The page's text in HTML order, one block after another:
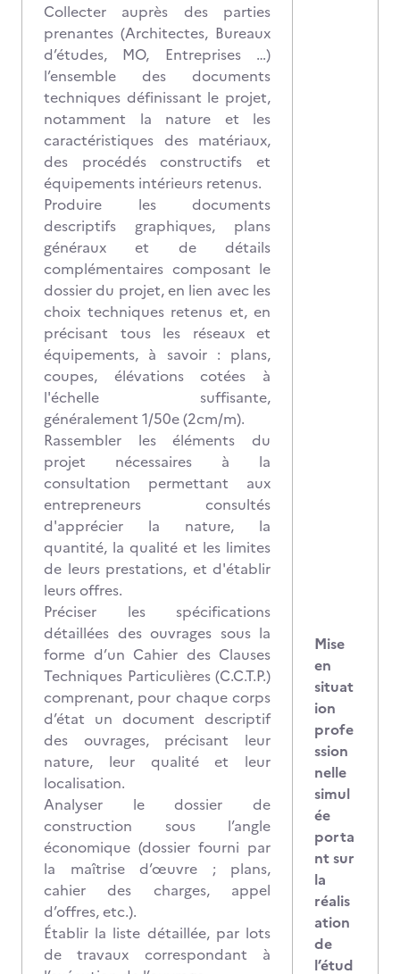
Collecter auprès des parties
prenantes (Architectes, Bureaux
d’études, MO, Entreprises …)
l’ensemble des documents
techniques définissant le projet,
notamment la nature et les
caractéristiques des matériaux,
des procédés constructifs et
équipements intérieurs retenus.
Produire les documents
descriptifs graphiques, plans
généraux et de détails
complémentaires composant le
dossier du projet, en lien avec les
choix techniques retenus et, en
précisant tous les réseaux et
équipements, à savoir : plans,
coupes, élévations cotées à
l'échelle suffisante,
généralement 1/50e (2cm/m).
Rassembler les éléments du
projet nécessaires à la
consultation permettant aux
entrepreneurs consultés
d'apprécier la nature, la
quantité, la qualité et les limites
de leurs prestations, et d'établir
leurs offres.
Préciser les spécifications
détaillées des ouvrages sous la
forme d’un Cahier des Clauses
Techniques Particulières (C.C.T.P.)
comprenant, pour chaque corps
d’état un document descriptif
des ouvrages, précisant leur
nature, leur qualité et leur
localisation.
Analyser le dossier de
construction sous l’angle
économique (dossier fourni par
la maîtrise d’œuvre ; plans,
cahier des charges, appel
d’offres, etc.).
Établir la liste détaillée, par lots
de travaux correspondant à
Mise
en
situat
ion
profe
ssion
nelle
simul
ée
porta
nt sur
la
réalis
ation
de
l’étud